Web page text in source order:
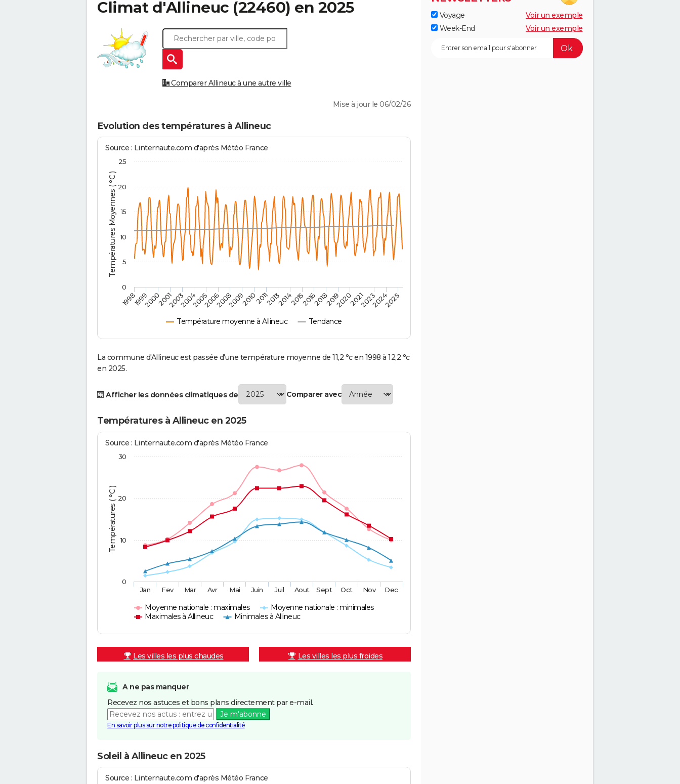
Climat d'Allineuc (22460) en 2025
Comparer Allineuc à une autre ville
Mise à jour le 06/02/26
Evolution des températures à Allineuc
Températures Moyennes ( °C )
Source : Linternaute.com d'après Météo France
Température moyenne à Allineuc Tendance
1998 2014
199920002001200320042005200620082009201020112013 201520162018201920202021202320242025
0
5
10
15
20
25
La commune d'Allineuc est passée d'une température moyenne de 11,2 °c en 1998 à 12,2 °c
en 2025.
Afficher les données climatiques de Comparer avec
Températures à Allineuc en 2025
Températures ( °C )
Source : Linternaute.com d'après Météo France
Moyenne nationale : maximales
Moyenne nationale : minimales
Maximales à Allineuc
Minimales à Allineuc
Jan Fev Mar Avr Mai Juin Juil Aout Sept Oct Nov Dec
0
10
20
30
Les villes les plus chaudes Les villes les plus froides
A ne pas manquer
Recevez nos astuces et bons plans directement par e-mail.
Je m'abonne
En savoir plus sur notre politique de confidentialité
Soleil à Allineuc en 2025
Source : Linternaute.com d'après Météo France
Voyage
Voir un exemple
Week-End
Voir un exemple